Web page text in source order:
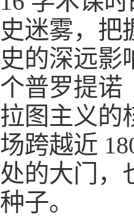
史迷雾，把
史的深远影
个普罗提诺
拉图主义的
场跨越近
处的大门，
种子。